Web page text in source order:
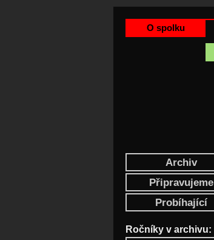
O spolku
Archiv
Připravujeme
Probíhající
Ročníky v archivu: